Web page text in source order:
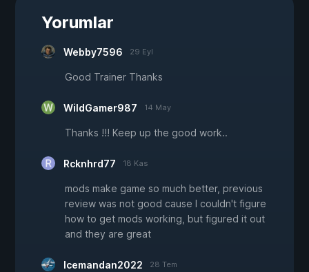
Yorumlar
Webby7596 29 Eyl
Good Trainer Thanks
WildGamer987 14 May
Thanks !!! Keep up the good work..
Rcknhrd77 18 Kas
mods make game so much better, previous
review was not good cause I couldn't figure
how to get mods working, but figured it out
and they are great
Icemandan2022 28 Tem